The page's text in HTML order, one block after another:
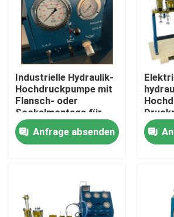
Zu Hause
Videos
Industrielle Hydraulik-
Hochdruckpumpe mit
Flansch- oder
Sockelmontage für
den industriellen
BetriebAnfrage absenden